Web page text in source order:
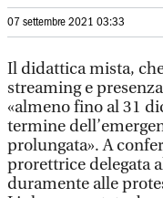
07 settembre 2021 03:33
Il didattica mista,
streaming e
«almeno fino al 31
termine
prolungata». A
prorettrice delegata
duramente alle